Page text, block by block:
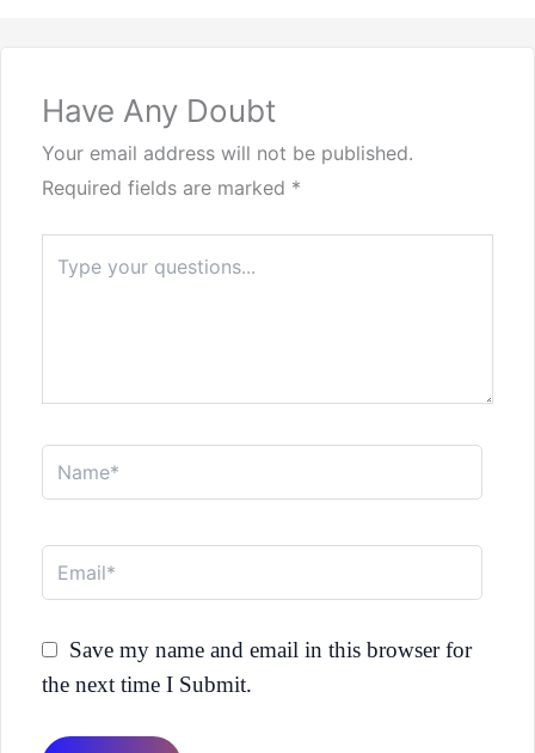
Have Any Doubt
Your email address will not be published.
Required fields are marked *
here..
Name*
Email*
Save my name and email in this browser for
the next time I Submit.